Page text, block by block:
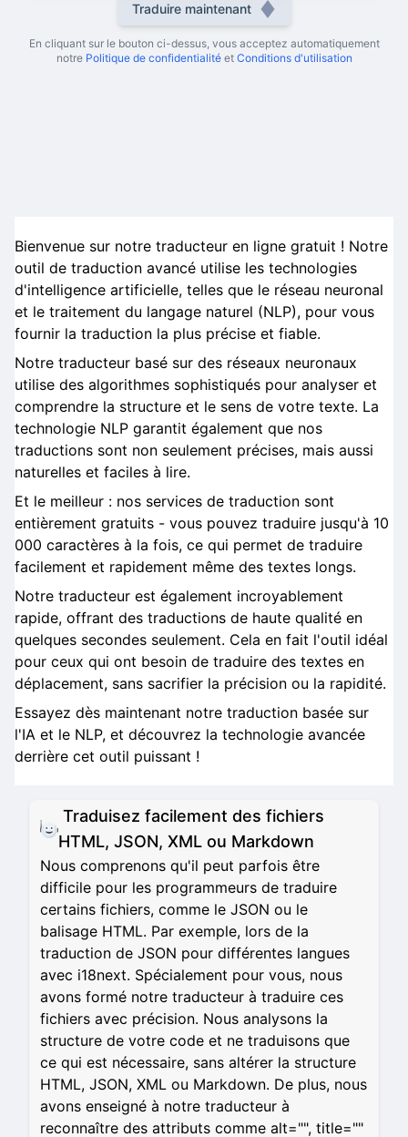
Traduire maintenant
En cliquant sur le bouton ci-dessus, vous acceptez automatiquement
notre Politique de confidentialité et Conditions d'utilisation
Bienvenue sur notre traducteur en ligne gratuit ! Notre
outil de traduction avancé utilise les technologies
d'intelligence artificielle, telles que le réseau neuronal
et le traitement du langage naturel (NLP), pour vous
fournir la traduction la plus précise et fiable.
Notre traducteur basé sur des réseaux neuronaux
utilise des algorithmes sophistiqués pour analyser et
comprendre la structure et le sens de votre texte. La
technologie NLP garantit également que nos
traductions sont non seulement précises, mais aussi
naturelles et faciles à lire.
Et le meilleur : nos services de traduction sont
entièrement gratuits - vous pouvez traduire jusqu'à 10
000 caractères à la fois, ce qui permet de traduire
facilement et rapidement même des textes longs.
Notre traducteur est également incroyablement
rapide, offrant des traductions de haute qualité en
quelques secondes seulement. Cela en fait l'outil idéal
pour ceux qui ont besoin de traduire des textes en
déplacement, sans sacrifier la précision ou la rapidité.
Essayez dès maintenant notre traduction basée sur
l'IA et le NLP, et découvrez la technologie avancée
derrière cet outil puissant !
Traduisez facilement des fichiers
HTML, JSON, XML ou Markdown
Nous comprenons qu'il peut parfois être
difficile pour les programmeurs de traduire
certains fichiers, comme le JSON ou le
balisage HTML. Par exemple, lors de la
traduction de JSON pour différentes langues
avec i18next. Spécialement pour vous, nous
avons formé notre traducteur à traduire ces
fichiers avec précision. Nous analysons la
structure de votre code et ne traduisons que
ce qui est nécessaire, sans altérer la structure
HTML, JSON, XML ou Markdown. De plus, nous
avons enseigné à notre traducteur à
reconnaître des attributs comme alt="", title=""